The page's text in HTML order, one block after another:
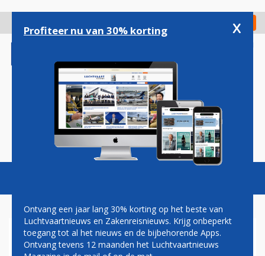
gaan
Check in
Magazine Podcasts Vacatures
EASYJET BREIDT UIT OP
Profiteer nu van 30% korting x
Ontvang een jaar lang 30% korting op het beste van
Luchtvaartnieuws en Zakenreisnieuws. Krijg onbeperkt
toegang tot al het nieuws en de bijbehorende Apps.
Ontvang tevens 12 maanden het Luchtvaartnieuws